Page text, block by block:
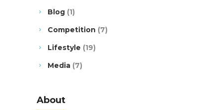
Blog (1)
Competition (7)
Lifestyle (19)
Media (7)
About